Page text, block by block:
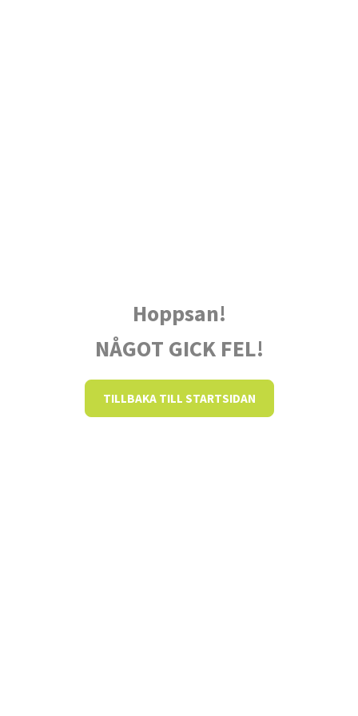
Hoppsan!
NÅGOT GICK FEL!
TILLBAKA TILL STARTSIDAN